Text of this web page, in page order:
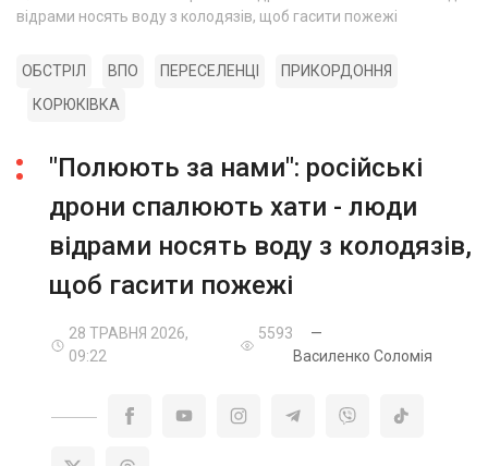
відрами носять воду з колодязів, щоб гасити пожежі
ОБСТРІЛ ВПО ПЕРЕСЕЛЕНЦІ
ПРИКОРДОННЯ
КОРЮКІВКА
"Полюють за нами": російські
дрони спалюють хати - люди
відрами носять воду з колодязів,
щоб гасити пожежі
28 ТРАВНЯ 2026,
09:22
5593
—
Василенко Соломія